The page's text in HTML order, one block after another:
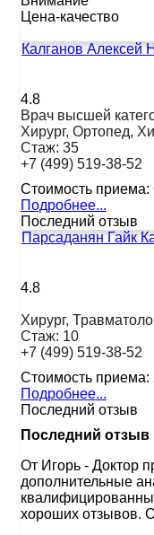
Цена-качество
Калганов Алексей
4.8
Врач высшей
Хирург, Ортопед,
Стаж: 35
+7 (499) 519-38-52
Стоимость приема:
Подробнее...
Последний отзыв
Парсаданян Гайк
4.8
Хирург,
Стаж: 10
+7 (499) 519-38-52
Стоимость приема:
Подробнее...
Последний отзыв
Последний отзыв
От Игорь - Доктор
дополнительные
хороших отзывов.